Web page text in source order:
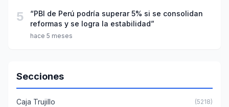
5
“PBI de Perú podría superar 5% si se consolidan
reformas y se logra la estabilidad”
hace 5 meses
Secciones
Caja Trujillo (5218)